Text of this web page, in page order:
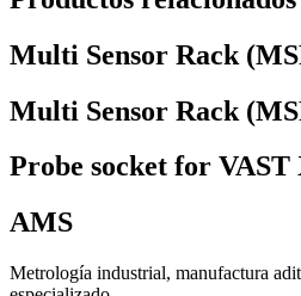
Multi Sensor Rack
Multi Sensor Rack
Probe socket for
AMS
Metrología industrial, manufactura